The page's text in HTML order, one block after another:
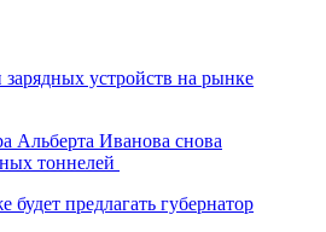
зарядных устройств на рынке
Альберта Иванова снова
тоннелей
предлагать губернатор